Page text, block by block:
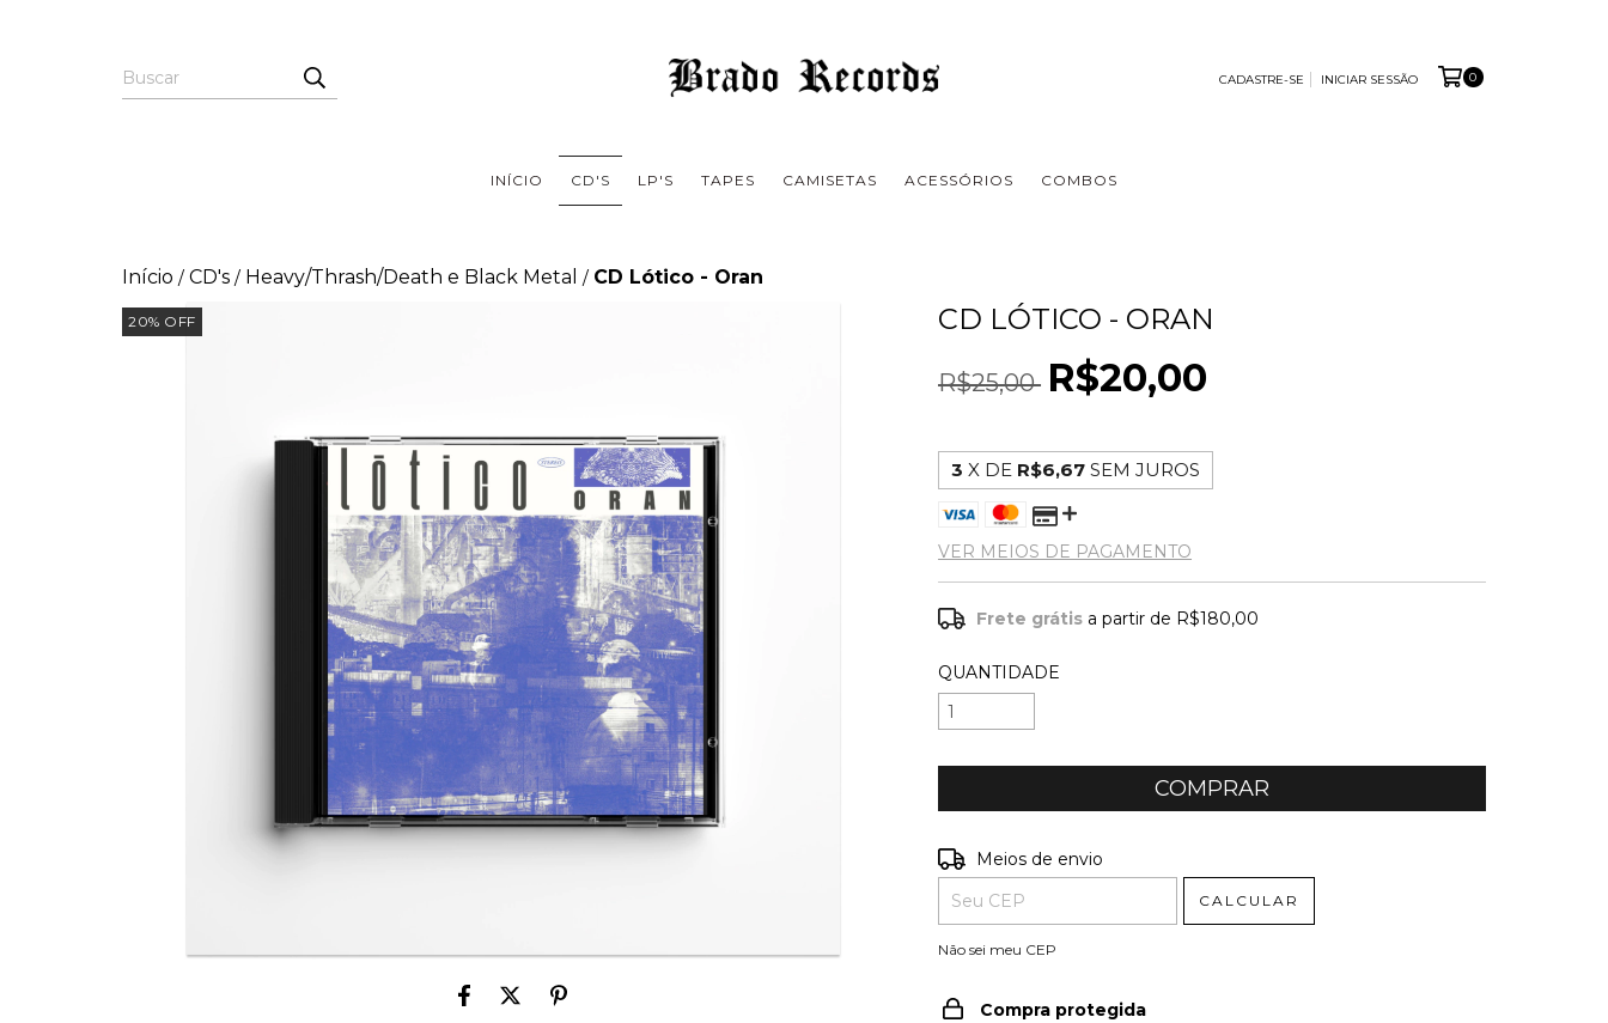
CADASTRE-SE INICIAR SESSÃO 0
INÍCIO CD'S LP'S TAPES CAMISETAS ACESSÓRIOS COMBOS
Início / CD's / Heavy/Thrash/Death e Black Metal / CD Lótico - Oran
20% OFF CD LÓTICO - ORAN
R$25,00 R$20,00
3 X DE R$6,67 SEM JUROS
VER MEIOS DE PAGAMENTO
Frete grátis a partir de R$180,00
QUANTIDADE
Entregas para o CEP:
Meios de envio
CALCULAR
Não sei meu CEP
Compra protegida